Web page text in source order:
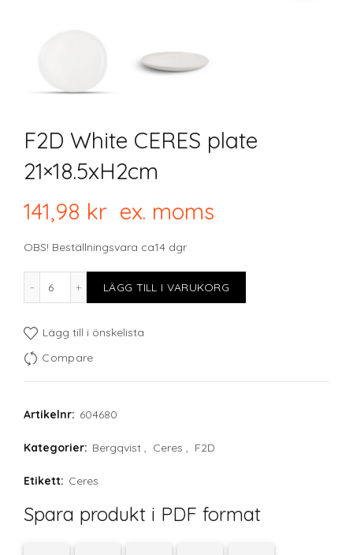
F2D White CERES plate
21×18.5xH2cm
141,98 kr ex. moms
OBS! Beställningsvara ca14 dgr
F2D White CERES plate 21x18.5xH2cm mängd
LÄGG TILL I VARUKORG
Lägg till i önskelista
Compare
Artikelnr: 604680
Kategorier: Bergqvist , Ceres , F2D
Etikett: Ceres
Spara produkt i PDF format